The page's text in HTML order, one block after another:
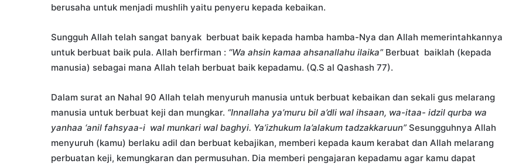
berusaha untuk menjadi mushlih yaitu penyeru kepada kebaikan.
Sungguh Allah telah sangat banyak berbuat baik kepada hamba hamba-Nya dan Allah memerintahkannya
untuk berbuat baik pula. Allah berfirman : “Wa ahsin kamaa ahsanallahu ilaika” Berbuat baiklah (kepada
manusia) sebagai mana Allah telah berbuat baik kepadamu. (Q.S al Qashash 77).
Dalam surat an Nahal 90 Allah telah menyuruh manusia untuk berbuat kebaikan dan sekali gus melarang
manusia untuk berbuat keji dan mungkar. “Innallaha ya’muru bil a’dli wal ihsaan, wa-itaa- idzil qurba wa
yanhaa ‘anil fahsyaa-i wal munkari wal baghyi. Ya’izhukum la’alakum tadzakkaruun”Sesungguhnya Allah
menyuruh (kamu) berlaku adil dan berbuat kebajikan, memberi kepada kaum kerabat dan Allah melarang
perbuatan keji, kemungkaran dan permusuhan. Dia memberi pengajaran kepadamu agar kamu dapat